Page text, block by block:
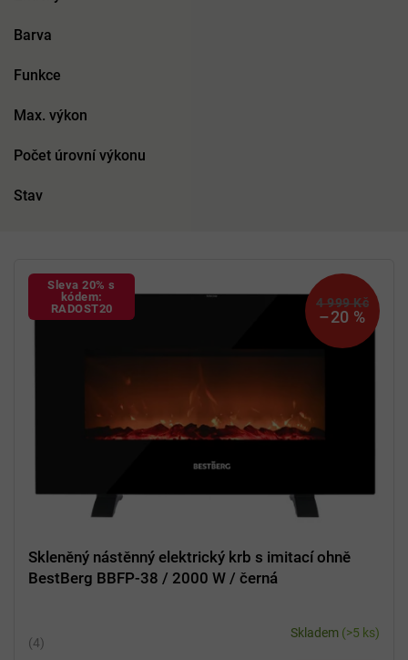
Barva
Funkce
Max. výkon
Počet úrovní výkonu
Stav
Sleva 20% s
kódem:
RADOST20
4 999 Kč
–20 %
Skleněný nástěnný elektrický krb s imitací ohně
BestBerg BBFP-38 / 2000 W / černá
Průměrné
Skladem (>5 ks)